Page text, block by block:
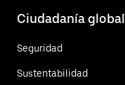
Ciudadanía global
Seguridad
Sustentabilidad